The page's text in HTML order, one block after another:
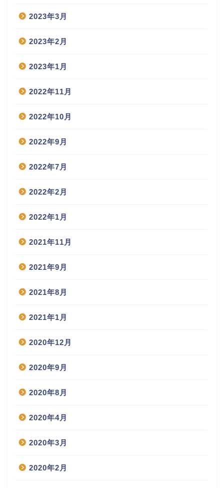
2023年3月
2023年2月
2023年1月
2022年11月
2022年10月
2022年9月
2022年7月
2022年2月
2022年1月
2021年11月
2021年9月
2021年8月
2021年1月
2020年12月
2020年9月
2020年8月
2020年4月
2020年3月
2020年2月